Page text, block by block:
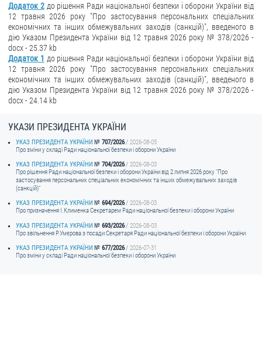
Додаток 2до рішення Ради національної безпеки і оборони України від
12 травня 2026 року "Про застосування персональних спеціальних
економічних та інших обмежувальних заходів (санкцій)", введеного в
дію Указом Президента України від 12 травня 2026 року № 378/2026 -
docx - 25.37 kb
Додаток 1 до рішення Ради національної безпеки і оборони України від
12 травня 2026 року "Про застосування персональних спеціальних
економічних та інших обмежувальних заходів (санкцій)", введеного в
дію Указом Президента України від 12 травня 2026 року № 378/2026 -
docx - 24.14 kb
УКАЗИ ПРЕЗИДЕНТА УКРАЇНИ
УКАЗ ПРЕЗИДЕНТА УКРАЇНИ 707/2026
2026-08-05
Про зміни у складі Ради національної безпеки і оборони України
УКАЗ ПРЕЗИДЕНТА УКРАЇНИ
704/2026
2026-08-03
Про рішення Ради національної безпеки і оборони України від 2 липня 2026 року "Про
застосування персональних спеціальних економічних та інших обмежувальних заходів
(санкцій)"
УКАЗ ПРЕЗИДЕНТА УКРАЇНИ
694/2026
2026-08-03
Про призначення I.Клименка Секретарем Ради національної безпеки і оборони України
УКАЗ ПРЕЗИДЕНТА УКРАЇНИ
693/2026
2026-08-03
Про звільнення Р.Умєрова з посади Секретаря Ради національної безпеки і оборони України
УКАЗ ПРЕЗИДЕНТА УКРАЇНИ
677/2026
2026-07-31
Про зміни у складі Ради національної безпеки і оборони України